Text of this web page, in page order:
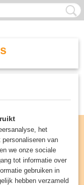
het
van
we onze sociale
tot informatie over
gebruiken in
hebben verzameld